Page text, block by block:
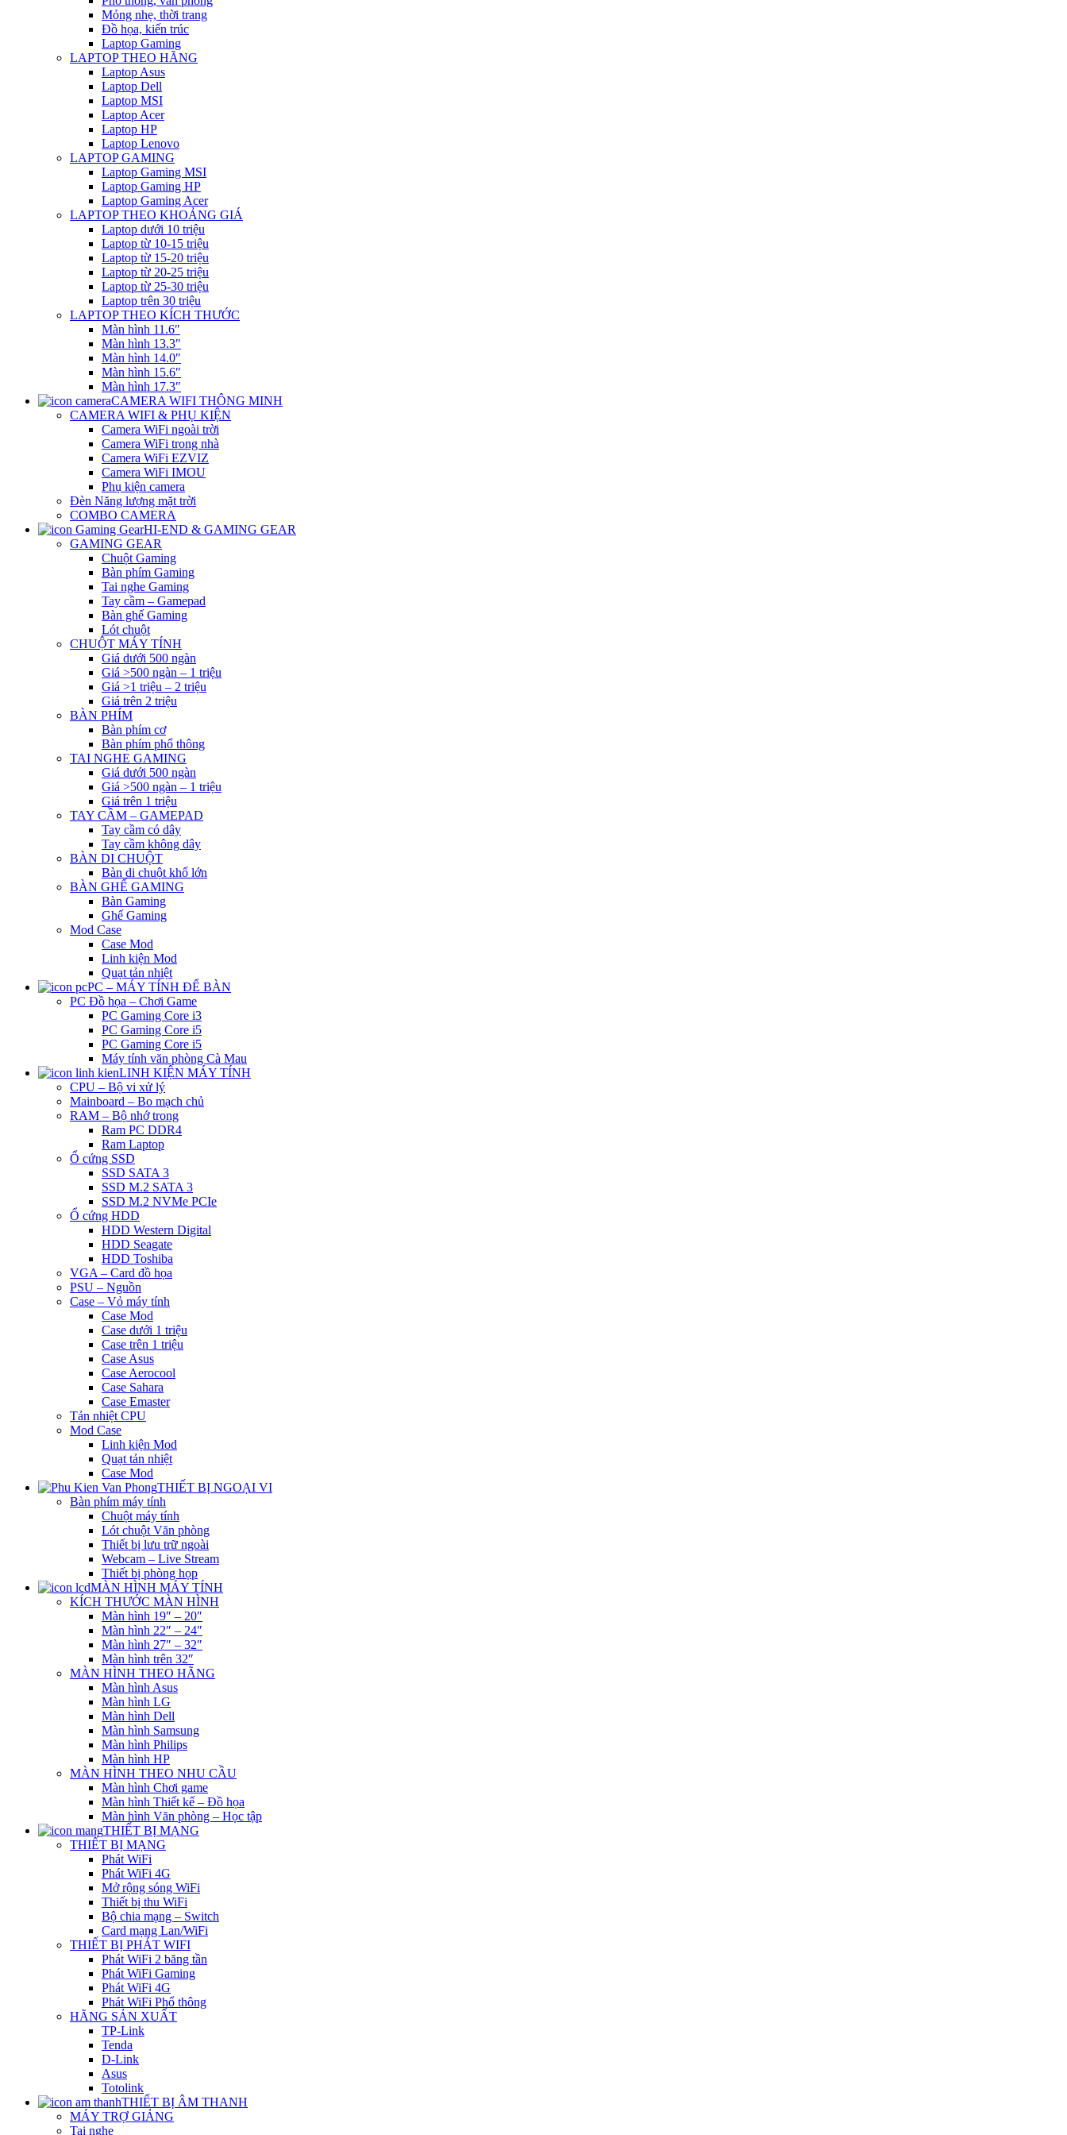
Mỏng nhẹ, thời trang
Đồ họa, kiến trúc
Laptop Gaming
LAPTOP THEO HÃNG
Laptop Asus
Laptop Dell
Laptop MSI
Laptop Acer
Laptop HP
Laptop Lenovo
LAPTOP GAMING
Laptop Gaming MSI
Laptop Gaming HP
Laptop Gaming Acer
LAPTOP THEO KHOẢNG GIÁ
Laptop dưới 10 triệu
Laptop từ 10-15 triệu
Laptop từ 15-20 triệu
Laptop từ 20-25 triệu
Laptop từ 25-30 triệu
Laptop trên 30 triệu
LAPTOP THEO KÍCH THƯỚC
Màn hình 11.6″
Màn hình 13.3″
Màn hình 14.0″
Màn hình 15.6″
Màn hình 17.3″
CAMERA WIFI THÔNG MINH
CAMERA WIFI & PHỤ KIỆN
Camera WiFi ngoài trời
Camera WiFi trong nhà
Camera WiFi EZVIZ
Camera WiFi IMOU
Phụ kiện camera
Đèn Năng lượng mặt trời
COMBO CAMERA
HI-END & GAMING GEAR
GAMING GEAR
Chuột Gaming
Bàn phím Gaming
Tai nghe Gaming
Tay cầm – Gamepad
Bàn ghế Gaming
Lót chuột
CHUỘT MÁY TÍNH
Giá dưới 500 ngàn
Giá >500 ngàn – 1 triệu
Giá >1 triệu – 2 triệu
Giá trên 2 triệu
BÀN PHÍM
Bàn phím cơ
Bàn phím phổ thông
TAI NGHE GAMING
Giá dưới 500 ngàn
Giá >500 ngàn – 1 triệu
Giá trên 1 triệu
TAY CẦM – GAMEPAD
Tay cầm có dây
Tay cầm không dây
BÀN DI CHUỘT
Bàn di chuột khổ lớn
BÀN GHẾ GAMING
Bàn Gaming
Ghế Gaming
Mod Case
Case Mod
Linh kiện Mod
Quạt tản nhiệt
PC – MÁY TÍNH ĐỂ BÀN
PC Đồ họa – Chơi Game
PC Gaming Core i3
PC Gaming Core i5
PC Gaming Core i5
Máy tính văn phòng Cà Mau
LINH KIỆN MÁY TÍNH
CPU – Bộ vi xử lý
Mainboard – Bo mạch chủ
RAM – Bộ nhớ trong
Ram PC DDR4
Ram Laptop
Ổ cứng SSD
SSD SATA 3
SSD M.2 SATA 3
SSD M.2 NVMe PCIe
Ổ cứng HDD
HDD Western Digital
HDD Seagate
HDD Toshiba
VGA – Card đồ họa
PSU – Nguồn
Case – Vỏ máy tính
Case Mod
Case dưới 1 triệu
Case trên 1 triệu
Case Asus
Case Aerocool
Case Sahara
Case Emaster
Tản nhiệt CPU
Mod Case
Linh kiện Mod
Quạt tản nhiệt
Case Mod
THIẾT BỊ NGOẠI VI
Bàn phím máy tính
Chuột máy tính
Lót chuột Văn phòng
Thiết bị lưu trữ ngoài
Webcam – Live Stream
Thiết bị phòng họp
MÀN HÌNH MÁY TÍNH
KÍCH THƯỚC MÀN HÌNH
Màn hình 19″ – 20″
Màn hình 22″ – 24″
Màn hình 27″ – 32″
Màn hình trên 32″
MÀN HÌNH THEO HÃNG
Màn hình Asus
Màn hình LG
Màn hình Dell
Màn hình Samsung
Màn hình Philips
Màn hình HP
MÀN HÌNH THEO NHU CẦU
Màn hình Chơi game
Màn hình Thiết kế – Đồ họa
Màn hình Văn phòng – Học tập
THIẾT BỊ MẠNG
THIẾT BỊ MẠNG
Phát WiFi
Phát WiFi 4G
Mở rộng sóng WiFi
Thiết bị thu WiFi
Bộ chia mạng – Switch
Card mạng Lan/WiFi
THIẾT BỊ PHÁT WIFI
Phát WiFi 2 băng tần
Phát WiFi Gaming
Phát WiFi 4G
Phát WiFi Phổ thông
HÃNG SẢN XUẤT
TP-Link
Tenda
D-Link
Asus
Totolink
THIẾT BỊ ÂM THANH
MÁY TRỢ GIẢNG
Tai nghe